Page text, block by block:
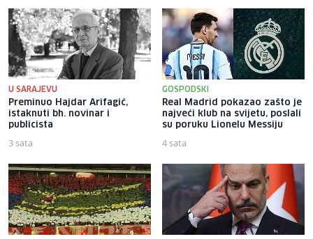
U SARAJEVU
Preminuo Hajdar Arifagić,
istaknuti bh. novinar i
publicista
3 sata
GOSPODSKI
Real Madrid pokazao zašto je
najveći klub na svijetu, poslali
su poruku Lionelu Messiju
4 sata